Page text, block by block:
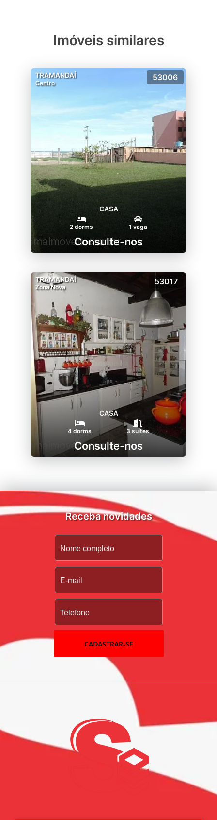
Imóveis similares
TRAMANDAÍ
Centro
53006
CASA
2 dorms 1 vaga
Consulte-nos
TRAMANDAÍ
Zona Nova
53017
CASA
4 dorms 3 suítes
Consulte-nos
Receba novidades
CADASTRAR-SE